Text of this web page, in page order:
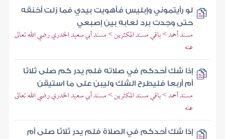
لو رأيتموني وإبليس فأهويت بيدي فما زلت أخنقه
حتى وجدت برد لعابه بين إصبعي
مسند أحمد > باقي مسند المكثرين > مسند أبي سعيد الخدري رضي الله تعالى
عنه
إذا شك أحدكم في صلاته فلم يدر كم صلى ثلاثا
أم أربعا فليطرح الشك وليبن على ما استيقن
مسند أحمد > باقي مسند المكثرين > مسند أبي سعيد الخدري رضي الله تعالى
عنه
إذا شك أحدكم في الصلاة فلم يدر ثلاثا صلى أم